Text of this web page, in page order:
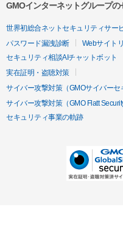
GMOインターネットグループ
世界初総合ネットセキュリティサー
パスワード漏洩診断
Webサイト
セキュリティ相談AIチャットボット
実在証明・盗聴対策
サイバー攻撃対策（GMOサイバーセ
サイバー攻撃対策（GMO Flatt
セキュリティ事業の軌跡